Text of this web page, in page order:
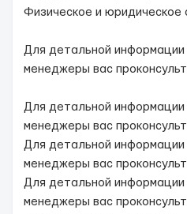
Физическое и юридическое
Для детальной информации
менеджеры вас
Для детальной информации
менеджеры вас
Для детальной информации
менеджеры вас
Для детальной информации
менеджеры вас